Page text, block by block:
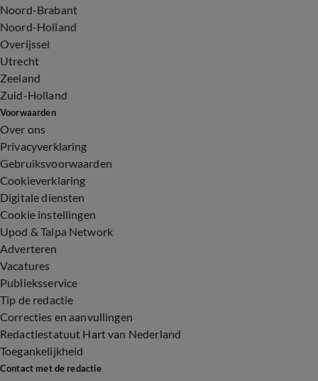
Noord-Brabant
Noord-Holland
Overijssel
Utrecht
Zeeland
Zuid-Holland
Voorwaarden
Over ons
Privacyverklaring
Gebruiksvoorwaarden
Cookieverklaring
Digitale diensten
Cookie instellingen
Upod & Talpa Network
Adverteren
Vacatures
Publieksservice
Tip de redactie
Correcties en aanvullingen
Redactiestatuut Hart van Nederland
Toegankelijkheid
Contact met de redactie